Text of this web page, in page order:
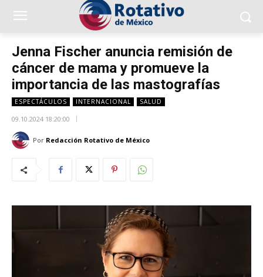
Jenna Fischer anuncia remisión de
cáncer de mama y promueve la
importancia de las mastografías
ESPECTÁCULOS INTERNACIONAL SALUD
09.10.2024 18:20:00
Por Redacción Rotativo de México